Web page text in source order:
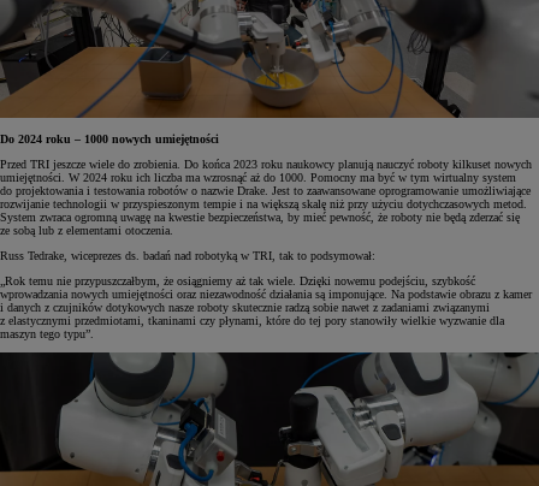
Do 2024 roku – 1000 nowych umiejętności
Przed TRI jeszcze wiele do zrobienia. Do końca 2023 roku naukowcy planują nauczyć roboty kilkuset nowych
umiejętności. W 2024 roku ich liczba ma wzrosnąć aż do 1000. Pomocny ma być w tym wirtualny system
do projektowania i testowania robotów o nazwie Drake. Jest to zaawansowane oprogramowanie umożliwiające
rozwijanie technologii w przyspieszonym tempie i na większą skalę niż przy użyciu dotychczasowych metod.
System zwraca ogromną uwagę na kwestie bezpieczeństwa, by mieć pewność, że roboty nie będą zderzać się
ze sobą lub z elementami otoczenia.
Russ Tedrake, wiceprezes ds. badań nad robotyką w TRI, tak to podsymował:
„Rok temu nie przypuszczałbym, że osiągniemy aż tak wiele. Dzięki nowemu podejściu, szybkość
wprowadzania nowych umiejętności oraz niezawodność działania są imponujące. Na podstawie obrazu z kamer
i danych z czujników dotykowych nasze roboty skutecznie radzą sobie nawet z zadaniami związanymi
z elastycznymi przedmiotami, tkaninami czy płynami, które do tej pory stanowiły wielkie wyzwanie dla
maszyn tego typu”.